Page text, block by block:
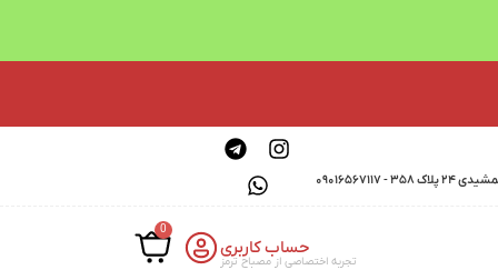
حساب کاربری
تجربه اختصاصی از مصباح ترمز
0